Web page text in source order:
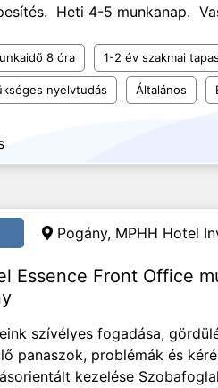
Heti 4-5 munkanap.
8 óra 1-2 év szakmai
nyelvtudás Általános
Pogány, MPHH Hotel
Essence Front Office
szívélyes fogadása,
panaszok, problémák és
kezelése